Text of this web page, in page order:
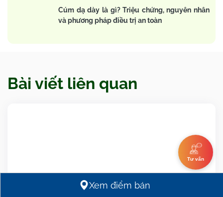
Cúm dạ dày là gì? Triệu chứng, nguyên nhân
và phương pháp điều trị an toàn
Bài viết liên quan
Tư vấn
Xem điểm bán